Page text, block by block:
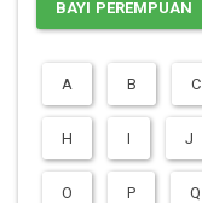
BAYI PEREMPUAN
A B C
H I J
O P Q